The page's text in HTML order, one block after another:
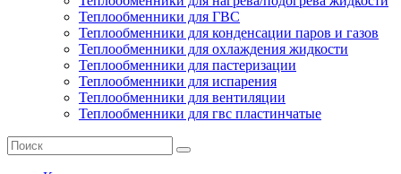
Теплообменники для ГВС
Теплообменники для конденсации паров и газов
Теплообменники для охлаждения жидкости
Теплообменники для пастеризации
Теплообменники для испарения
Теплообменники для вентиляции
Теплообменники для гвс пластинчатые